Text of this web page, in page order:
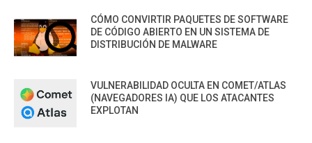
CÓMO CONVIRTIR PAQUETES DE SOFTWARE
DE CÓDIGO ABIERTO EN UN SISTEMA DE
DISTRIBUCIÓN DE MALWARE
VULNERABILIDAD OCULTA EN COMET/ATLAS
(NAVEGADORES IA) QUE LOS ATACANTES
EXPLOTAN